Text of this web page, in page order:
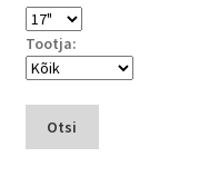
Tootja:
Otsi